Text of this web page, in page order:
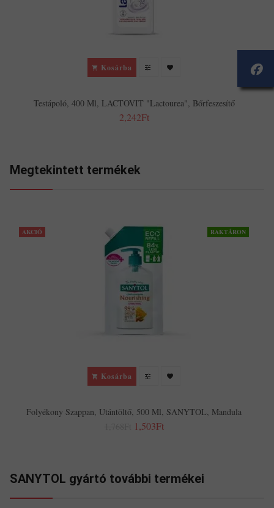
Kosárba
Testápoló, 400 Ml, LACTOVIT "Lactourea", Bőrfeszesítő
2,242Ft
Megtekintett termékek
AKCIÓ RAKTÁRON
Kosárba
Folyékony Szappan, Utántöltő, 500 Ml, SANYTOL, Mandula
1,503Ft
SANYTOL gyártó további termékei